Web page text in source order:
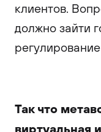
клиентов.
должно зайти
Так что
виртуальная